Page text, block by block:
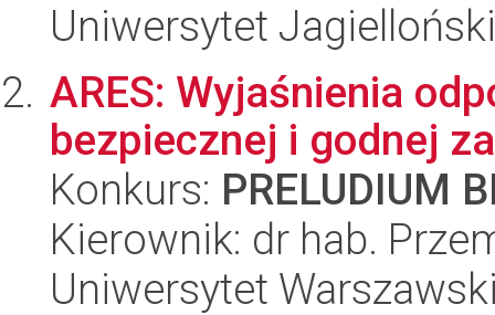
Uniwersytet
ARES: Wyjaśnienia
bezpiecznej i godnej
Konkurs: PRELUDIUM
Kierownik: dr hab.
Uniwersytet